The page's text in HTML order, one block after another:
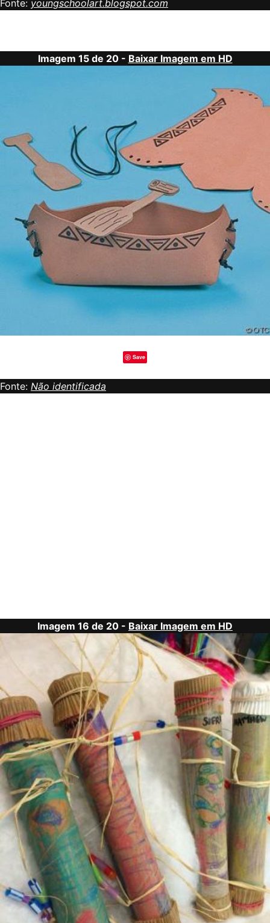
Fonte: youngschoolart.blogspot.com
Imagem 15 de 20 - Baixar Imagem em HD
Save
Fonte: Não identificada
Imagem 16 de 20 - Baixar Imagem em HD